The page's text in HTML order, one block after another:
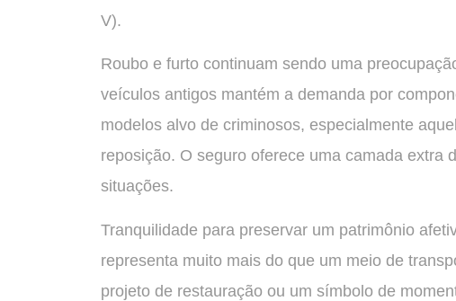
V).
Roubo e furto continuam sendo uma
veículos antigos mantém a demanda por
modelos alvo de criminosos, especialmente
reposição. O seguro oferece uma camada extra
situações.
Tranquilidade para preservar um patrimônio
representa muito mais do que um meio de
projeto de restauração ou um símbolo de